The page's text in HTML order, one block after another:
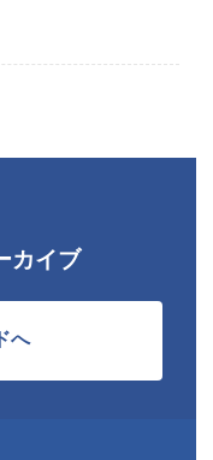
カイブ
へ